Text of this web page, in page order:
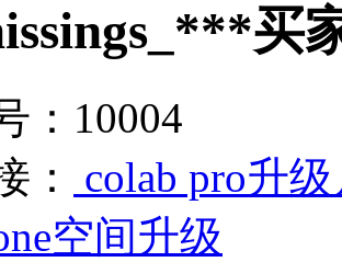
买
：10004
：
colab pro升
空间升级